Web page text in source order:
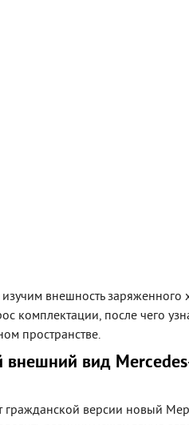
внешность заряженного
комплектации, после чего
пространстве.
вид
версии новый